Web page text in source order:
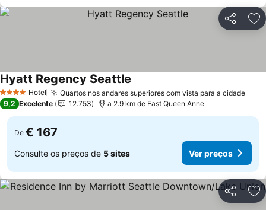
Partilhar
4 EstrelasHotel Quartos nos andares superiores com vista para a cidade
Hyatt Regency Seattle
9,2 Excelente 12.753 a 2.9 km de East Queen Anne
De € 167
Consulte os preços de 5 sites Ver preços
Partilhar